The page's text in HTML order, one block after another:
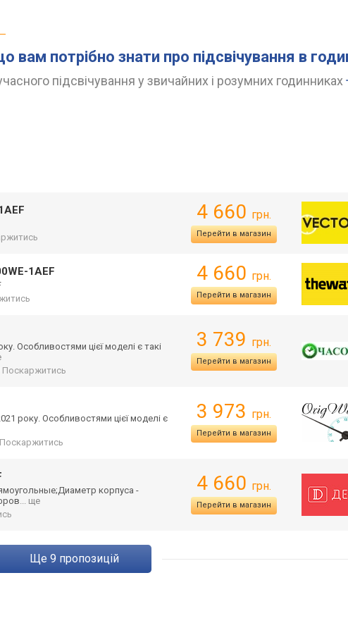
вам потрібно знати про підсвічування в
підсвічування у звичайних і розумних годинниках
4 660 грн.
Перейти в магазин
1AEF 4 660 грн.
Перейти в магазин
Особливостями цієї моделі є такі
Поскаржитись
3 739 грн.
Перейти в магазин
року. Особливостями цієї моделі є
Поскаржитись
3 973 грн.
Перейти в магазин
иаметр корпуса -
... ще
4 660 грн.
Перейти в магазин
ще 9пропозицій